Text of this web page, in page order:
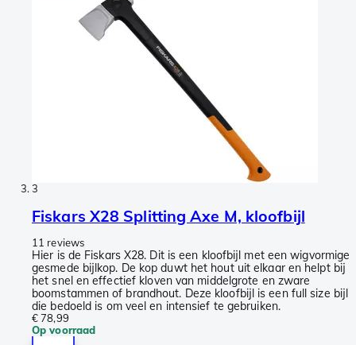
3
Fiskars X28 Splitting Axe M, kloofbijl
11 reviews
Hier is de Fiskars X28. Dit is een kloofbijl met een wigvormige
gesmede bijlkop. De kop duwt het hout uit elkaar en helpt bij
het snel en effectief kloven van middelgrote en zware
boomstammen of brandhout. Deze kloofbijl is een full size bijl
die bedoeld is om veel en intensief te gebruiken.
€ 78,99
Op voorraad